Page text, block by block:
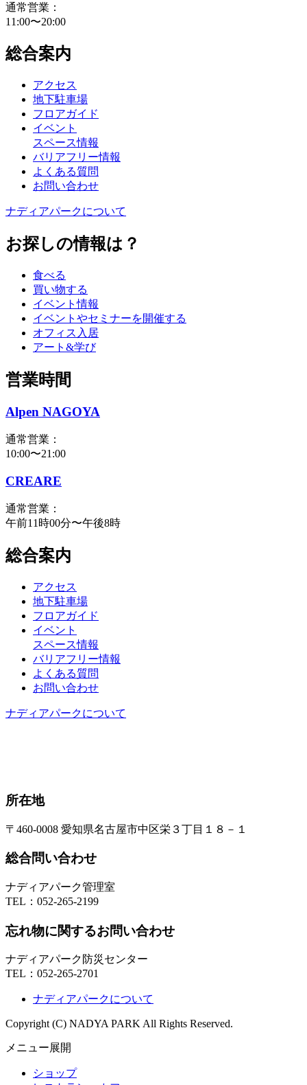
通常営業：
11:00〜20:00
総合案内
アクセス
地下駐車場
フロアガイド
イベント
スペース情報
バリアフリー情報
よくある質問
お問い合わせ
ナディアパークについて
お探しの情報は？
食べる
買い物する
イベント情報
イベントやセミナーを開催する
オフィス入居
アート&学び
営業時間
Alpen NAGOYA
通常営業：
10:00〜21:00
CREARE
通常営業：
午前11時00分〜午後8時
総合案内
アクセス
地下駐車場
フロアガイド
イベント
スペース情報
バリアフリー情報
よくある質問
お問い合わせ
ナディアパークについて
所在地
〒460-0008 愛知県名古屋市中区栄３丁目１８－１
総合問い合わせ
ナディアパーク管理室
TEL： 052-265-2199
忘れ物に関するお問い合わせ
ナディアパーク防災センター
TEL： 052-265-2701
ナディアパークについて
Copyright (C) NADYA PARK All Rights Reserved.
メニュー展開
ショップ